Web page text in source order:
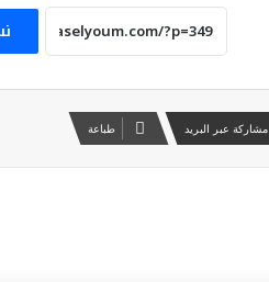
مشاركة عبر البريد طباعة